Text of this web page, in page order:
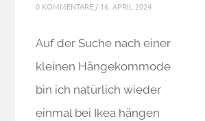
0 KOMMENTARE /16. APRIL 2024
Auf der Suche nach einer
kleinen Hängekommode
bin ich natürlich wieder
einmal bei Ikea hängen